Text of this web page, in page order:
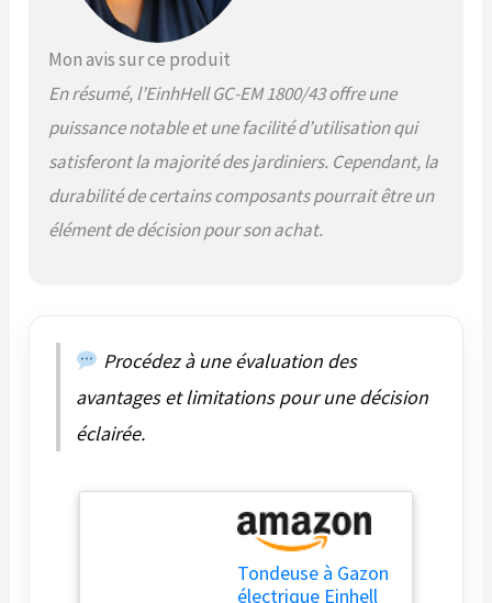
Roues de type « buggy
» – Les grandes roues
arrière en plastique
préservent le gazon et
facilitent le maniement.
Bac collecteur – Le bac
collecteur robuste en
de voir à tout moment
s’il doit être vidé.
Rangement rapide –
tondeuse à gazon
électrique Einhell se
range sans
encombrement et se
Mon avis sur ce produit
En résumé, l’EinhHell GC-EM 1800/43 offre une
puissance notable et une facilité d’utilisation qui
satisferont la majorité des jardiniers. Cependant, la
durabilité de certains composants pourrait être un
élément de décision pour son achat.
Procédez à une évaluation des
avantages et limitations pour une décision
éclairée.
Tondeuse à Gazon
électrique Einhell